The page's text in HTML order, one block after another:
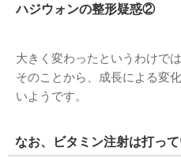
ハジウォンの整形疑惑②
大きく変わったというわけで
そのことから、成長による変
いようです。
なお、ビタミン注射は打っ